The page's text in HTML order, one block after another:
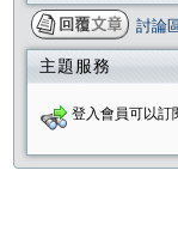
討論
主題服務
登入會員可以訂